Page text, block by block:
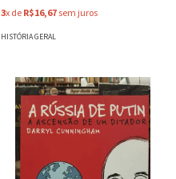
3x de R$16,67 sem juros
HISTÓRIA GERAL